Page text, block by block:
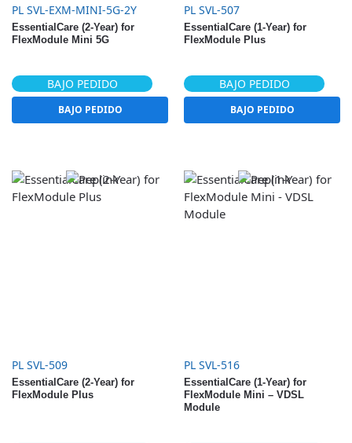
PL SVL-EXM-MINI-5G-2Y
EssentialCare (2-Year) for
FlexModule Mini 5G
BAJO PEDIDO
BAJO PEDIDO
PL SVL-507
EssentialCare (1-Year) for
FlexModule Plus
BAJO PEDIDO
BAJO PEDIDO
PL SVL-509
EssentialCare (2-Year) for
FlexModule Plus
PL SVL-516
EssentialCare (1-Year) for
FlexModule Mini – VDSL
Module